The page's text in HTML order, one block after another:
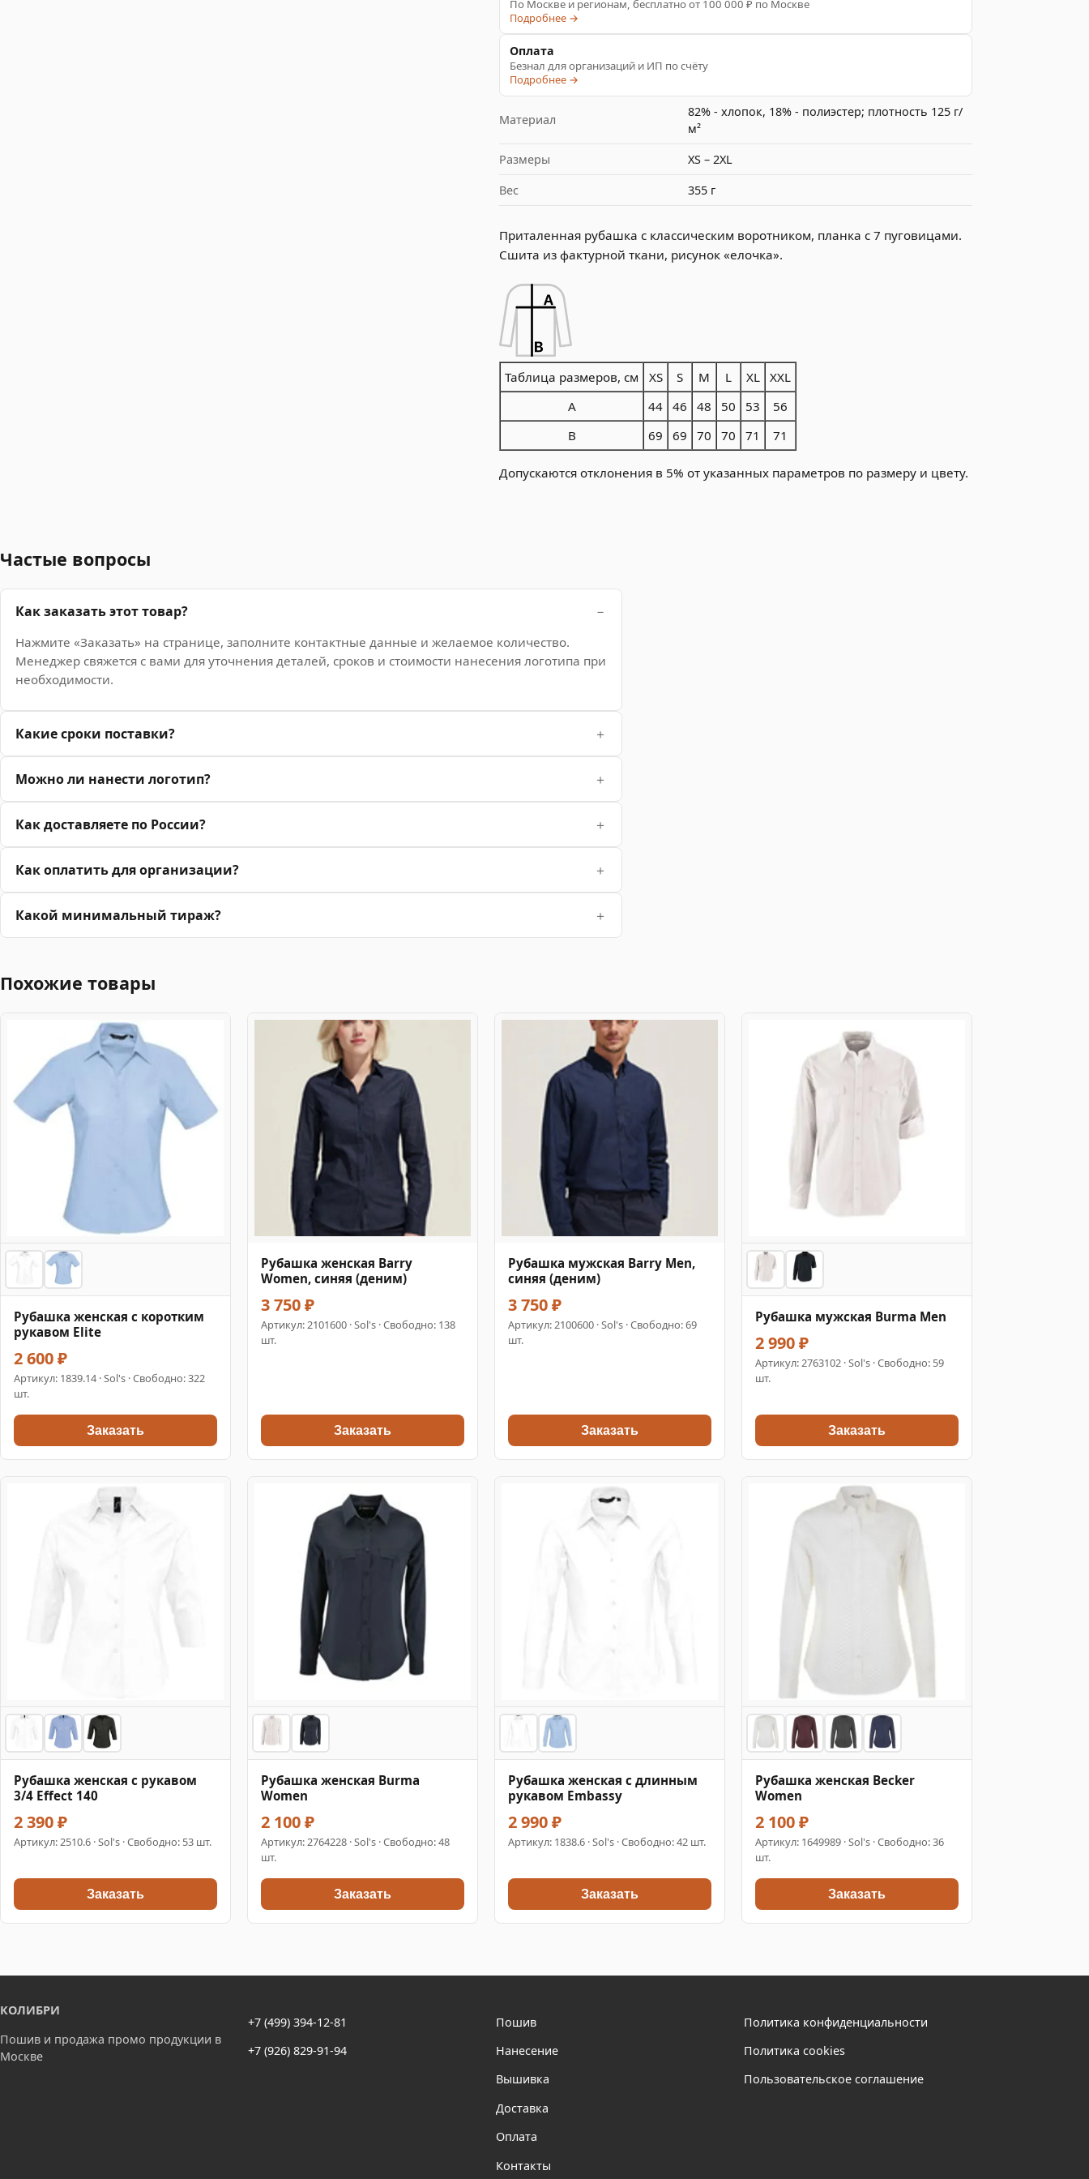
По Москве и регионам, бесплатно от 100 000 ₽ по Москве
Подробнее →
Оплата
Безнал для организаций и ИП по счёту
Подробнее →
Материал
82% - хлопок, 18% - полиэстер; плотность 125 г/
м²
Размеры
XS – 2XL
Вес
355 г
Приталенная рубашка с классическим воротником, планка с 7 пуговицами.
Сшита из фактурной ткани, рисунок «елочка».
Таблица размеров, см XS S M L XL
XXL
A
44 46 48 50 53
56
B
69 69 70 70 71 71
Допускаются отклонения в 5% от указанных параметров по размеру и цвету.
Частые вопросы
Как заказать этот товар?
Нажмите «Заказать» на странице, заполните контактные данные и желаемое количество.
Менеджер свяжется с вами для уточнения деталей, сроков и стоимости нанесения логотипа при
необходимости.
Какие сроки поставки?
Можно ли нанести логотип?
Как доставляете по России?
Как оплатить для организации?
Какой минимальный тираж?
Похожие товары
Рубашка женская с коротким
рукавом Elite
2 600 ₽
Артикул: 1839.14 · Sol's · Свободно: 322
шт.
Заказать
Рубашка женская Barry
Women, синяя (деним)
3 750 ₽
Артикул:2101600 · Sol's · Свободно: 138
шт.
Заказать
Рубашка мужская Barry Men,
синяя (деним)
3 750 ₽
Артикул:2100600 · Sol's · Свободно: 69
шт.
Заказать
Рубашка мужская Burma Men
2 990 ₽
Артикул:2763102 · Sol's · Свободно: 59
шт.
Заказать
Рубашка женская с рукавом
3/4 Effect 140
2 390 ₽
Артикул:2510.6 · Sol's · Свободно: 53 шт.
Заказать
Рубашка женская Burma
Women
2 100 ₽
Артикул:2764228 · Sol's · Свободно: 48
шт.
Заказать
Рубашка женская с длинным
рукавом Embassy
2 990 ₽
Артикул: 1838.6 · Sol's · Свободно: 42 шт.
Заказать
Рубашка женская Becker
Women
2 100 ₽
Артикул: 1649989 · Sol's · Свободно: 36
шт.
Заказать
КОЛИБРИ
Пошив и продажа промо продукции в
Москве
+7 (499) 394-12-81
+7 (926) 829-91-94
Пошив
Нанесение
Вышивка
Доставка
Оплата
Контакты
Политика конфиденциальности
Политика cookies
Пользовательское соглашение